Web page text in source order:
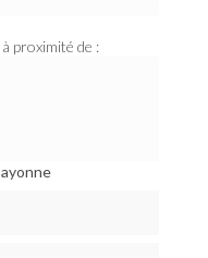
proximité de :